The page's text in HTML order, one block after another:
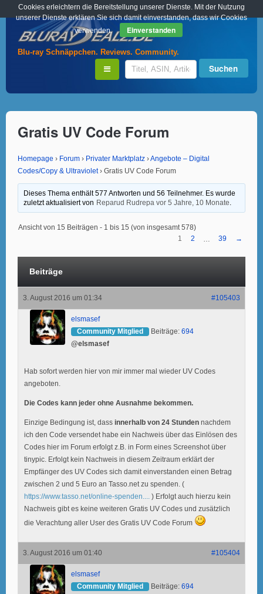
Blu-ray Schnäppchen. Reviews. Community.
Gratis UV Code Forum
Homepage › Forum › Privater Marktplatz ›Angebote – Digital
Codes/Copy & Ultraviolet › Gratis UV Code Forum
Dieses Thema enthält 577 Antworten und 56 Teilnehmer. Es wurde
zuletzt aktualisiert von Reparud Rudrepa vor 5 Jahre, 10 Monate
Ansicht von 15 Beiträgen - 1 bis 15 (von insgesamt 578)
1
2 39 →
Beiträge
3. August 2016 um 01:34 #105403
elsmasef
Community Mitglied
Beiträge: 694
@elsmasef
Hab sofort werden hier von mir immer mal wieder UV Codes
angeboten.
Die Codes kann jeder ohne Ausnahme bekommen.
Einzige Bedingung ist, dass innerhalb von 24 Stunden nachdem
ich den Code versendet habe ein Nachweis über das Einlösen des
Codes hier im Forum erfolgt z.B. in Form eines Screenshot über
tinypic. Erfolgt kein Nachweis in diesem Zeitraum erklärt der
Empfänger des UV Codes sich damit einverstanden einen Betrag
zwischen 2 und 5 Euro an Tasso.net zu spenden. (
https://www.tasso.net/online-spenden....
) Erfolgt auch hierzu kein
Nachweis gibt es keine weiteren Gratis UV Codes und zusätzlich
die Verachtung aller User des Gratis UV Code Forum
3. August 2016 um 01:40 #105404
elsmasef
Community Mitglied
Beiträge: 694
Cookies erleichtern die Bereitstellung unserer Dienste. Mit der Nutzung
unserer Dienste erklären Sie sich damit einverstanden, dass wir Cookies
verwenden.
Einverstanden